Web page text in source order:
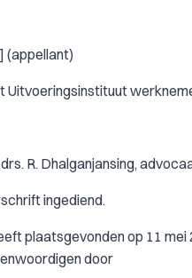
(appellant)
Uitvoeringsinstituut
R. Dhalganjansing,
ingediend.
plaatsgevonden op 11
door